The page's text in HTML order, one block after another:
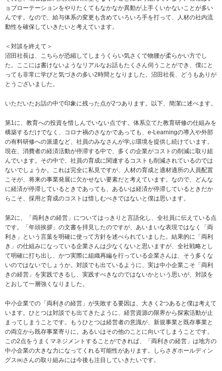
ョブローテーションをやりたくてもなかなか異動が上手くいかないことが多い
んです。なので、給与体系の変更も含めていろいろ手を打って、人材の社内流
動性を確保していきたいと考えています。
＜対談を終えて＞
沼田社長は、こちらが恐縮してしまうくらい気さくで物腰が柔らかい方でし
た。ここには書けないようなリアルなお話もたくさん伺うことができ、僕にと
っても非常に学びと気づきの多い2時間となりました。沼田社長、どうもありが
とうございました。
いただいたお話の中で印象に残った点が2つあります。以下、簡潔に述べます。
第1に、教育への投資を惜しんでいない点です。体系立てた教育研修の仕組みを
構築するだけでなく、コロナ禍のさなかであっても、e-Learningの導入や外部
の有料研修への派遣など、社員のみなさんが学ぶ環境を提供し続けています。
現在、消費者の経済活動が停滞する中で、多くの企業がコストの削減に取り組
んでいます。その中で、社員の育成に関連するコストも削減されているのでは
ないでしょうか。これは完全に私見ですが、人材の育成と適材適所の人員配置
こそが、将来の事業発展に欠かせない要素だと考えています。なので、どんな
に経済が停滞しているときであっても、あるいは経済が停滞しているときだか
らこそ、採用と育成のコストは惜しむべきではないと僕は思います。
第2に、「両利きの経営」についてはっきりと言語化し、全社員に伝えている点
です。「年頭挨拶」の文書を拝見したのですが、あいまいな表現ではなく「両
利き」という言葉を明確に使って方針を述べられていました。結果的に「両利
き」の仕組みになっている企業さんは少なくないと思いますが、全社戦略とし
て明確に打ち出し、かつ実際に組織再編を行っている企業さんは、そう多くな
いのではないでしょうか。対談でも出ているように、実は中小企業こそ「両利
きの経営」を実践できるし、実践すべきなのではないかという思いが、対談を
とおして一層強くなりました。
中小企業での「両利きの経営」が失敗する要因は、大きく2つあると僕は考えて
います。ひとつは対談でも出てきたように、経営資源の限界から探索活動が止
まってしまうことです。もうひとつは経営者の意識が、新規事業と既存事業と
の両立から既存事業寄りに。あるいはその他のことに向いてしまうことです。
この2点をうまくマネジメントすることができれば、「両利きの経営」は地方の
中小企業の大きな力になってくれる可能性があります。しらさぎホールディン
グス㈱さんの取り組みには今後も注目していきたいです。